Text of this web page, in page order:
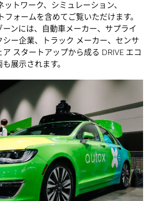
トワーク、シミュレーション、
フォームを含めてご覧いただけます。
ンには、自動車メーカー、サプライ
ー企業、トラック メーカー、センサ
スタートアップから成る DRIVE エコ
展示されます。